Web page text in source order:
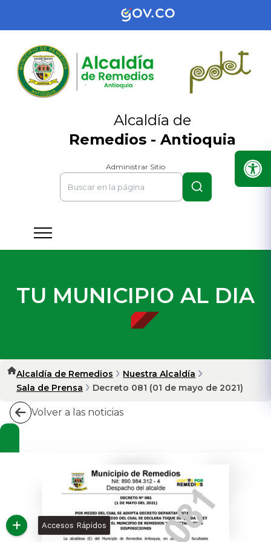
Alcaldía de
Remedios - Antioquia
Administrar Sitio
TU MUNICIPIO AL DIA
Alcaldía de Remedios
Nuestra Alcaldía
Sala de Prensa
Decreto 081 (01 de mayo de 2021)
Volver a las noticias
Accesos Rápidos